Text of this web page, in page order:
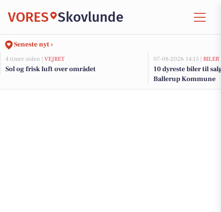
VORES Skovlunde
Seneste nyt ›
4 timer siden | VEJRET
Sol og frisk luft over området
07-08-2026 14:15 | BILER
10 dyreste biler til
Ballerup Kommune